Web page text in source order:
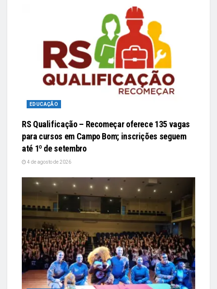
EDUCAÇÃO
RS Qualificação – Recomeçar oferece 135 vagas
para cursos em Campo Bom; inscrições seguem
até 1º de setembro
4 de agosto de 2026